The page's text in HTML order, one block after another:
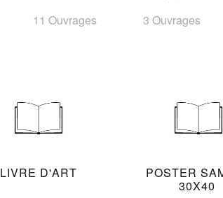
11 Ouvrages
3 Ouvrages
LIVRE D'ART
POSTER
30X40